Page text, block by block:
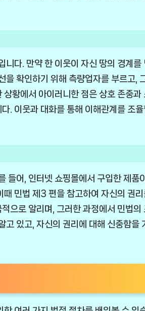
니다. 만약 한 이웃이 자신 땅의 경계를
을 확인하기 위해 측량업자를 부르고,
황에서 아이러니한 점은 상호 존중과
. 이웃과 대화를 통해 이해관계를 조
들어, 인터넷 쇼핑몰에서 구입한 제품
민법 제3 편을 참고하여 자신의 권
으로 알리며, 그러한 과정에서 민법의
있고, 자신의 권리에 대해 신중함을